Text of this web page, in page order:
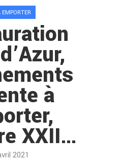
à
XXII…
2021